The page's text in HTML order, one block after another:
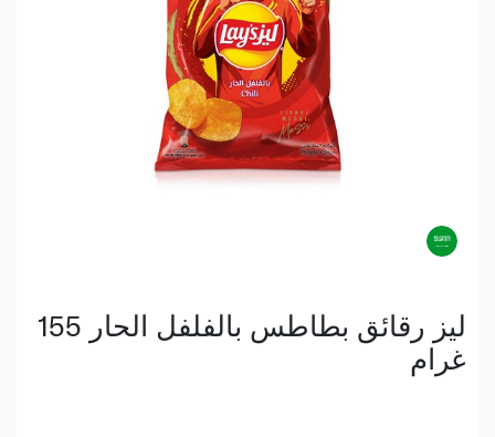
ليز رقائق بطاطس بالفلفل الحار 155
غرام